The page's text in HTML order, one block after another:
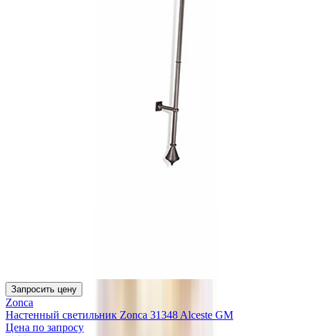
Запросить цену
Zonca
Настенный светильник Zonca 31348 Alceste GM
Цена по запросу